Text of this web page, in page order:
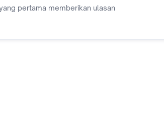
pertama memberikan ulasan